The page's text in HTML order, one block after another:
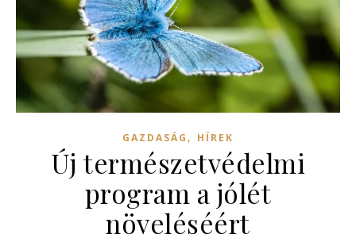
GAZDASÁG , HÍREK
Új természetvédelmi
program a jólét
növeléséért